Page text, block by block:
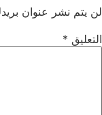
لن يتم نشر عنوان
التعليق *